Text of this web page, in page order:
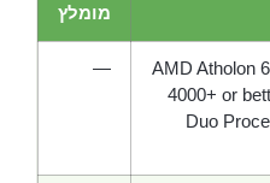
מומלץ
AMD Atholon
4000+ or
Duo
—